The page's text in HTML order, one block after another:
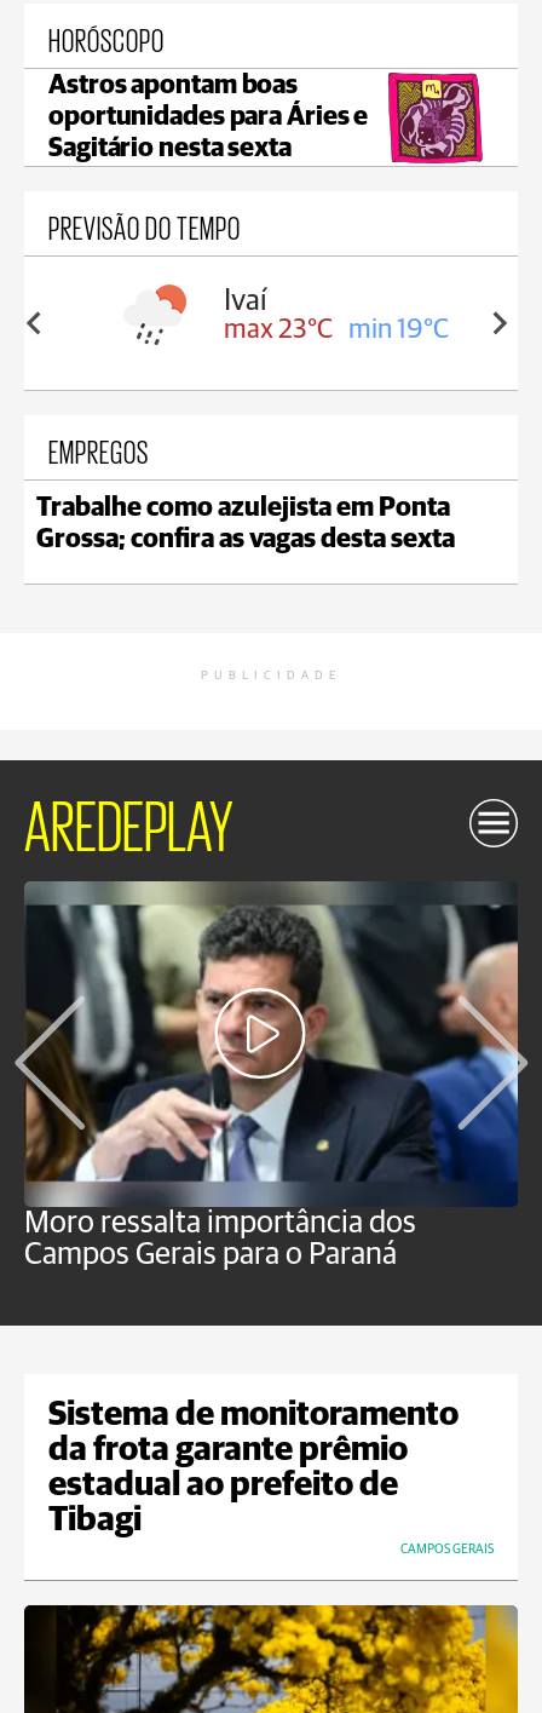
HORÓSCOPO
Astros apontam boas
oportunidades para Áries e
Sagitário nesta sexta
PREVISÃO DO TEMPO
17°C
Ivaí
max 23°C min 19°C
EMPREGOS
Trabalhe como azulejista em Ponta
Grossa; confira as vagas desta sexta
PUBLICIDADE
AREDEPLAY
Moro ressalta importância dos
Campos Gerais para o Paraná
Sistema de monitoramento
da frota garante prêmio
estadual ao prefeito de
Tibagi
CAMPOS GERAIS